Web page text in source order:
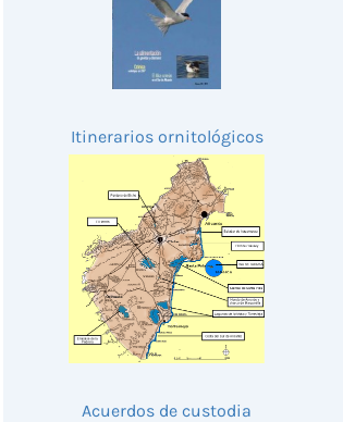
Itinerarios ornitológicos
Acuerdos de custodia